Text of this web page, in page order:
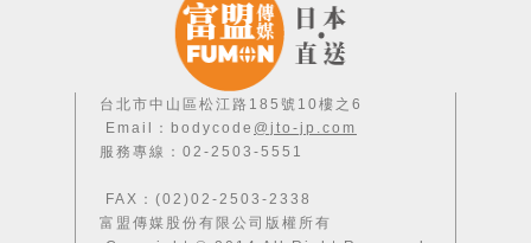
台北市中山區松江路185號10樓之6
Email：bodycode @jto-jp.com
服務專線：02-2503-5551
FAX：(02)02-2503-2338
富盟傳媒股份有限公司版權所有